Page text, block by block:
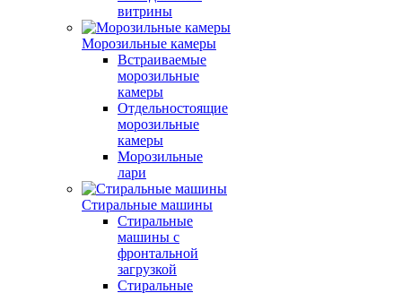
витрины
Морозильные камеры
Встраиваемые
морозильные
камеры
Отдельностоящие
морозильные
камеры
Морозильные
лари
Стиральные машины
Стиральные
машины с
фронтальной
загрузкой
Стиральные